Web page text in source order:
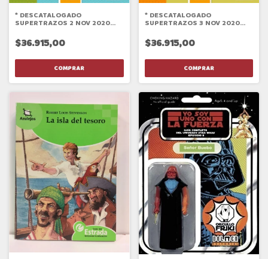
* DESCATALOGADO
SUPERTRAZOS 2 NOV 2020
$36.915,00
* DESCATALOGADO
SUPERTRAZOS 3 NOV 2020
$36.915,00